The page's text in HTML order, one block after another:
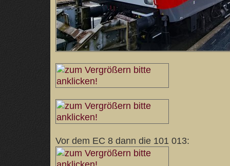
Vor dem EC 8 dann die 101 013: